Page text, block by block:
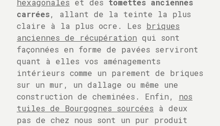
hexagonales et des tomettes anciennes
carrées, allant de la teinte la plus
claire à la plus ocre. Les briques
anciennes de récupération qui sont
façonnées en forme de pavées serviront
quant à elles vos aménagements
intérieurs comme un parement de briques
sur un mur, un dallage ou même une
construction de cheminées. Enfin, nos
tuiles de Bourgognes sourcées à deux
pas de chez nous sont un pur produit